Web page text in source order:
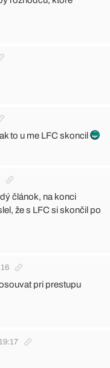
to u me LFC skoncil
článok, na konci
že s LFC si skončil po
pri prestupu
19:17